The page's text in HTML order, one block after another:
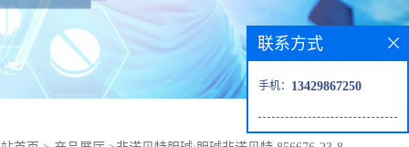
联系方式
手机： 13429867250